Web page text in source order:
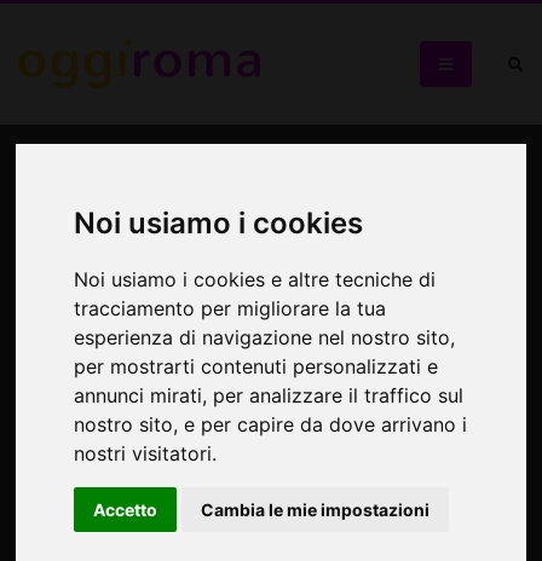
Noi usiamo i cookies
Noi usiamo i cookies e altre tecniche di
tracciamento per migliorare la tua
esperienza di navigazione nel nostro sito,
per mostrarti contenuti personalizzati e
annunci mirati, per analizzare il traffico sul
nostro sito, e per capire da dove arrivano i
nostri visitatori.
Accetto Cambia le mie impostazioni
Swing Vipers feat Lara
Luppi
In concerto a Village Celimontana